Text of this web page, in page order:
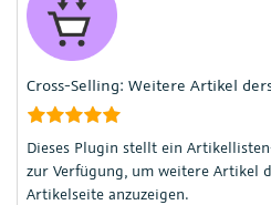
Cross-Selling: Weitere Artikel
Dieses Plugin stellt ein
zur Verfügung, um weitere Artikel
Artikelseite anzuzeigen.